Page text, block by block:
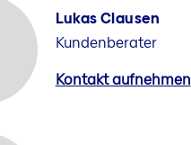
Lukas Clausen
Kundenberater
Kontakt aufnehmen